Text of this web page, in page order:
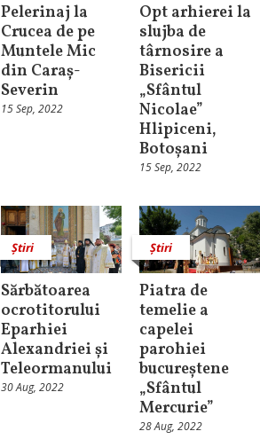
Pelerinaj la
Crucea de pe
Muntele Mic
din Caraș-
Severin
15 Sep, 2022
Opt arhierei la
slujba de
târnosire a
Bisericii
„Sfântul
Nicolae”
Hlipiceni,
Botoșani
15 Sep, 2022
Știri
Sărbătoarea
ocrotitorului
Eparhiei
Alexandriei și
Teleormanului
30 Aug, 2022
Știri
Piatra de
temelie a
capelei
parohiei
bucureștene
„Sfântul
Mercurie”
28 Aug, 2022